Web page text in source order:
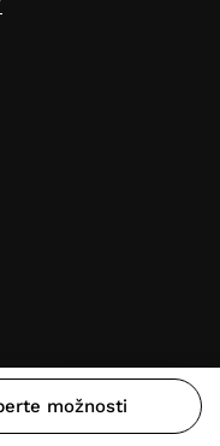
za čist i mirisan dom!
popustima, posebnim
ti poslati prvi.
možnostiOdmeny